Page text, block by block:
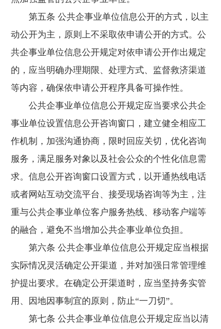
第五条 公共企事业单位信息公开的方式，以主
动公开为主，原则上不采取依申请公开的方式。公
共企事业单位信息公开规定对依申请公开作出规定
的，应当明确办理期限、处理方式、监督救济渠道
等内容，确保依申请公开程序具备可操作性。
公共企事业单位信息公开规定应当要求公共企
事业单位设置信息公开咨询窗口，建立健全相应工
作机制，加强沟通协商，限时回应关切，优化咨询
服务，满足服务对象以及社会公众的个性化信息需
求。信息公开咨询窗口设置方式，以开通热线电话
或者网站互动交流平台、接受现场咨询等为主，注
重与公共企事业单位客户服务热线、移动客户端等
的融合，避免不当增加公共企事业单位负担。
第六条 公共企事业单位信息公开规定应当根据
实际情况灵活确定公开渠道，并对加强日常管理维
护提出要求。在确定公开渠道时，应当坚持务实管
用、因地因事制宜的原则，防止“一刀切”。
第七条 公共企事业单位信息公开规定应当以清